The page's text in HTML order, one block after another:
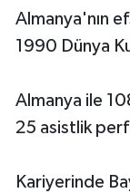
Almanya'nın
1990 Dünya
Almanya ile
25 asistlik
Kariyerinde